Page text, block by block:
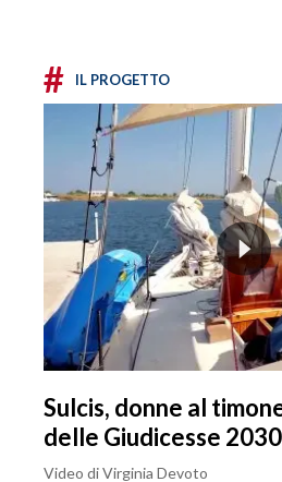
# IL PROGETTO
Sulcis, donne al
delle Giudicesse 2030
Video di Virginia Devoto